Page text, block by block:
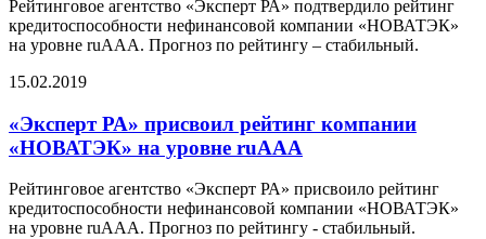
Рейтинговое агентство «Эксперт РА» подтвердило рейтинг
кредитоспособности нефинансовой компании «НОВАТЭК»
на уровне ruAAА. Прогноз по рейтингу – стабильный.
15.02.2019
«Эксперт РА» присвоил рейтинг компании
«НОВАТЭК» на уровне ruAAA
Рейтинговое агентство «Эксперт РА» присвоило рейтинг
кредитоспособности нефинансовой компании «НОВАТЭК»
на уровне ruAAA. Прогноз по рейтингу - стабильный.